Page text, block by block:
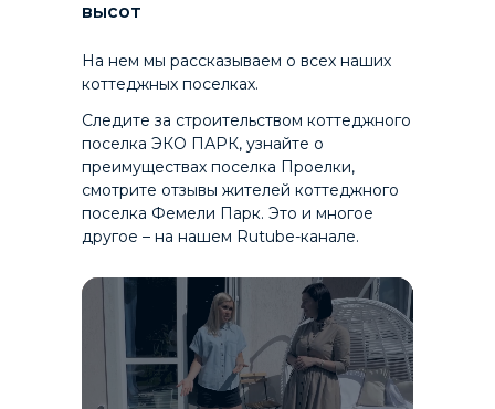
высот
Следите за строительством коттеджного
поселка ЭКО ПАРК, узнайте о
преимуществах поселка Проелки,
смотрите отзывы жителей коттеджного
поселка Фемели Парк. Это и многое
другое – на нашем Rutube-канале.
На нем мы рассказываем о всех наших
коттеджных поселках.